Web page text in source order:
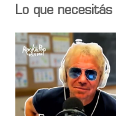
Lo que